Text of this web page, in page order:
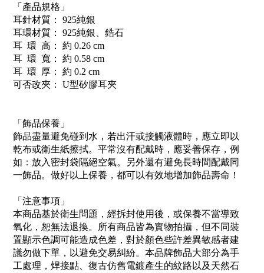
「產品規格」
耳針材質： 925純銀
耳環材質： 925純銀、鋯石
耳 環 高： 約 0.26 cm
耳 環 寬： 約 0.58 cm
耳 環 厚： 約 0.2 cm
可否改夾： U型矽膠耳夾
「飾品保養」
飾品盡量避免碰到水，若出汗或接觸液體時，應立即以
乾布或衛生紙擦拭。平常沒有配戴時，應妥善保存，例
如：放入密封袋隔絕空氣。另外還有避免長時間配戴同
一飾品。做好以上保養，都可以有效地增加飾品壽命！
「注意事項」
本商品基於衛生問題，經拆封使用後，或保養不當導致
氧化，恕無法退換。所有商品皆為實物拍攝，但不同裝
置顯示色調可能造成色差，對於顏色些許差異敏感者建
議勿做下單，以避免交易糾紛。本品牌飾品大部分為手
工處理，焊接點、復古仿舊電鍍產生的紋路以及天然石